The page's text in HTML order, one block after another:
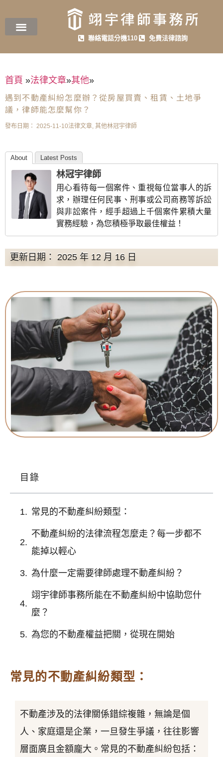
聯絡電話分機110 免費法律諮詢
首頁 »法律文章»其他»
遇到不動產糾紛怎麼辦？從房屋買賣、租賃、土地爭
議，律師能怎麼幫你？
發布日期： 2025-11-10法律文章, 其他林冠宇律師
About Latest Posts
林冠宇律師
用心看待每一個案件、重視每位當事人的訴
求，辦理任何民事、刑事或公司商務等訴訟
與非訟案件，經手超過上千個案件累積大量
實務經驗，為您積極爭取最佳權益！
更新日期： 2025 年 12 月 16 日
目錄
常見的不動產糾紛類型：
不動產糾紛的法律流程怎麼走？每一步都不
能掉以輕心
為什麼一定需要律師處理不動產糾紛？
翊宇律師事務所能在不動產糾紛中協助您什
麼？
為您的不動產權益把關，從現在開始
常見的不動產糾紛類型：
不動產涉及的法律關係錯綜複雜，無論是個
人、家庭還是企業，一旦發生爭議，往往影響
層面廣且金額龐大。常見的不動產糾紛包括：